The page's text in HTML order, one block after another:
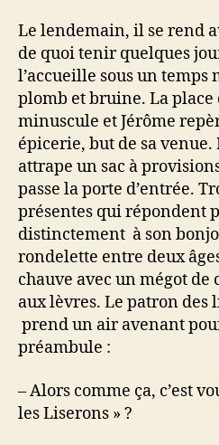
Le lendemain, il se rend
de quoi tenir quelques
l’accueille sous un temps
plomb et bruine. La place
minuscule et Jérôme
épicerie, but de sa venue.
attrape un sac à
passe la porte d’entrée.
présentes qui répondent
distinctement à son
rondelette entre deux
chauve avec un mégot
aux lèvres. Le patron des
prend un air avenant
préambule :
– Alors comme ça, c’est
les Liserons » ?